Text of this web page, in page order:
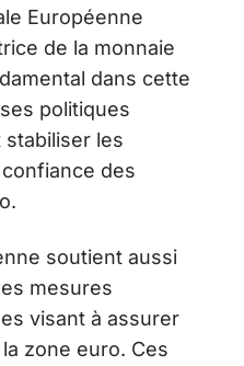
Européenne
de la monnaie
dans cette
politiques
stabiliser les
des
soutient aussi
mesures
visant à assurer
zone euro. Ces